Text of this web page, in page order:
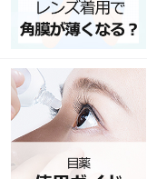
総合掲示板
カスタマーサービス
ショッピングガイド
アプリダウンロード